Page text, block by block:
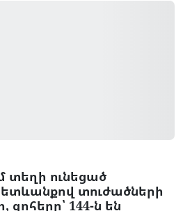
տեղի ունեցած
տուժածների
զոհերը՝ 144-ն են